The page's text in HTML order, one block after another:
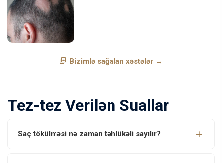
Bizimlə sağalan xəstələr →
Tez-tez Verilən Suallar
Saç tökülməsi nə zaman təhlükəli sayılır?